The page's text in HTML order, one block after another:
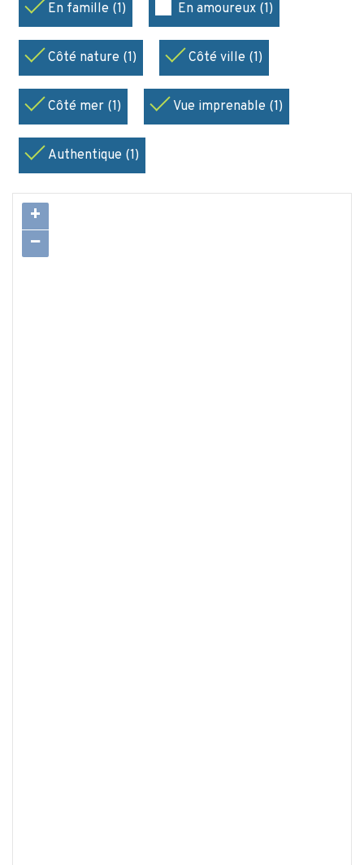
En famille (1) En amoureux (1)
Côté nature (1) Côté ville (1)
Côté mer (1) Vue imprenable (1)
Authentique (1)
+
−